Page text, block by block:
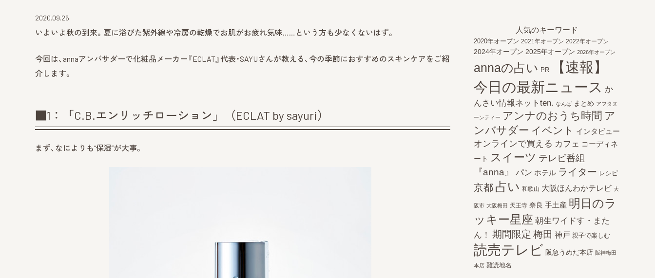
2020.09.26
いよいよ秋の到来。夏に浴びた紫外線や冷房の乾燥でお肌がお疲れ気味……という方も少なくないはず。
今回は、annaアンバサダーで化粧品メーカー『ECLAT』代表・SAYUさんが教える、今の季節におすすめのスキンケアをご紹
介します。
■1：「C.B.エンリッチローション」（ECLAT by sayuri）
まず、なによりも“保湿”が大事。
人気のキーワード
2020年オープン 2021年オープン 2022年オープン
2024年オープン 2025年オープン 2026年オープン
annaの占い PR
【速報】
今日の最新ニュース か
んさい情報ネットten. なんば まとめ アフタヌ
ーンティー アンナのおうち時間 ア
ンバサダー イベント インタビュー
オンラインで買える カフェ コーディネ
ート
スイーツ テレビ番組
『anna』
パン ホテル ライター レシピ
京都 占い 和歌山 大阪ほんわかテレビ 大
阪市 大阪梅田 天王寺 奈良 手土産 明日のラ
ッキー星座 朝生ワイドす・また
ん！ 期間限定 梅田 神戸 親子で楽しむ
読売テレビ 阪急うめだ本店 阪神梅田
本店 難読地名